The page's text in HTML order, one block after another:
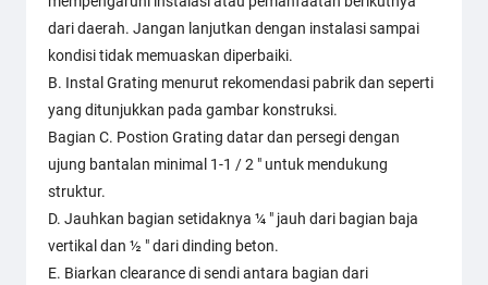
dari daerah. Jangan lanjutkan dengan instalasi sampai
kondisi tidak memuaskan diperbaiki.
B. Instal Grating menurut rekomendasi pabrik dan seperti
yang ditunjukkan pada gambar konstruksi.
Bagian C. Postion Grating datar dan persegi dengan
ujung bantalan minimal 1-1 / 2 " untuk mendukung
struktur.
D. Jauhkan bagian setidaknya ¼ " jauh dari bagian baja
vertikal dan ½ " dari dinding beton.
E. Biarkan clearance di sendi antara bagian dari